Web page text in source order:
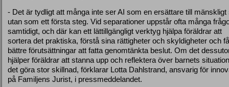
- Det är tydligt att många inte ser AI som en ersättare till mänskligt
utan som ett första steg. Vid separationer uppstår ofta många
samtidigt, och där kan ett lättillgängligt verktyg hjälpa föräldrar att
sortera det praktiska, förstå sina rättigheter och skyldigheter och få
bättre förutsättningar att fatta genomtänkta beslut. Om det
hjälper föräldrar att stanna upp och reflektera över barnets
det göra stor skillnad, förklarar Lotta Dahlstrand, ansvarig för
på Familjens Jurist, i pressmeddelandet.